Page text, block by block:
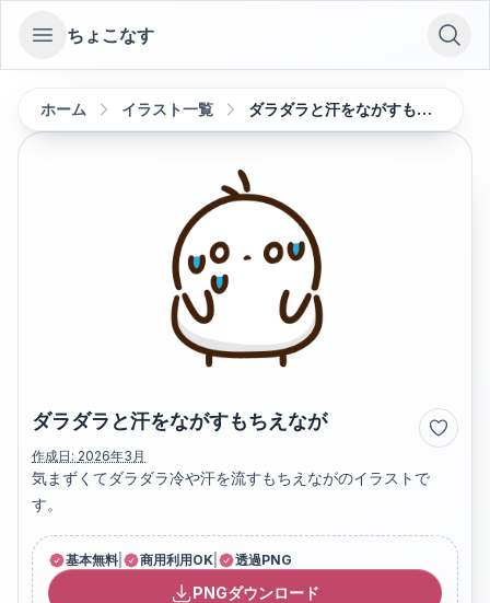
Open sidebar
ちょこなす
ホーム イラスト一覧 ダラダラと汗をながすもちえなが
ダラダラと汗をながすもちえなが
作成日: 2026年3月
気まずくてダラダラ冷や汗を流すもちえながのイラストで
す。
基本無料 商用利用OK 透過PNG
PNGダウンロード